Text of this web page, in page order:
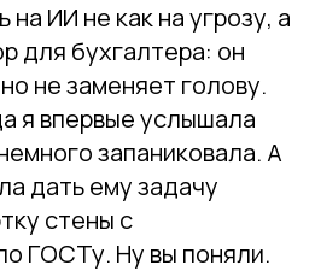
ИИ не как на угрозу, а
для бухгалтера: он
не заменяет голову.
я впервые услышала
запаниковала. А
дать ему задачу
стены с
ГОСТу. Ну вы поняли.